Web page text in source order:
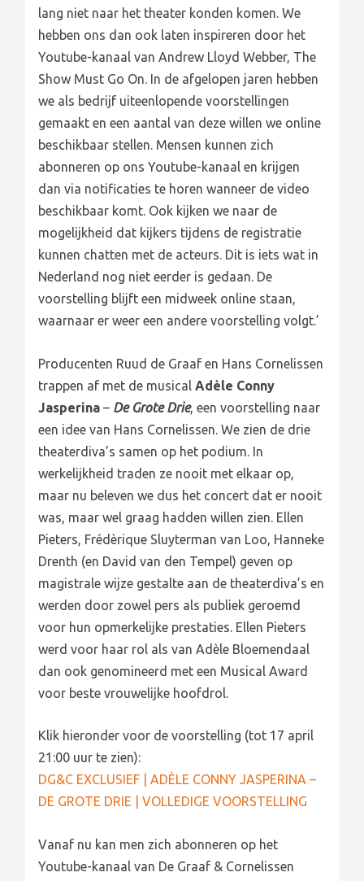
lang niet naar het theater konden komen. We
hebben ons dan ook laten inspireren door het
Youtube-kanaal van Andrew Lloyd Webber, The
Show Must Go On. In de afgelopen jaren hebben
we als bedrijf uiteenlopende voorstellingen
gemaakt en een aantal van deze willen we online
beschikbaar stellen. Mensen kunnen zich
abonneren op ons Youtube-kanaal en krijgen
dan via notificaties te horen wanneer de video
beschikbaar komt. Ook kijken we naar de
mogelijkheid dat kijkers tijdens de registratie
kunnen chatten met de acteurs. Dit is iets wat in
Nederland nog niet eerder is gedaan. De
voorstelling blijft een midweek online staan,
waarnaar er weer een andere voorstelling volgt.’
Producenten Ruud de Graaf en Hans Cornelissen
trappen af met de musicalAdèle Conny
Jasperina – De Grote Drie, een voorstelling naar
een idee van Hans Cornelissen. We zien de drie
theaterdiva’s samen op het podium. In
werkelijkheid traden ze nooit met elkaar op,
maar nu beleven we dus het concert dat er nooit
was, maar wel graag hadden willen zien. Ellen
Pieters, Frédèrique Sluyterman van Loo, Hanneke
Drenth (en David van den Tempel) geven op
magistrale wijze gestalte aan de theaterdiva’s en
werden door zowel pers als publiek geroemd
voor hun opmerkelijke prestaties. Ellen Pieters
werd voor haar rol als van Adèle Bloemendaal
dan ook genomineerd met een Musical Award
voor beste vrouwelijke hoofdrol.
Klik hieronder voor de voorstelling (tot 17 april
21:00 uur te zien):
DG&C EXCLUSIEF | ADÈLE CONNY JASPERINA –
DE GROTE DRIE | VOLLEDIGE VOORSTELLING
Vanaf nu kan men zich abonneren op het
Youtube-kanaal van De Graaf & Cornelissen